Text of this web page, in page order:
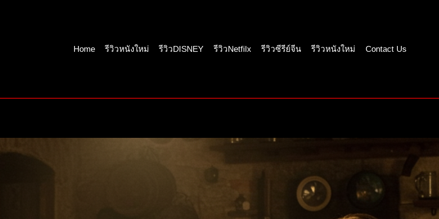
Home
รีวิวหนังใหม่ รีวิวDISNEY รีวิวNetfilx รีวิวซีรีย์จีน รีวิวหนังใหม่ Contact Us